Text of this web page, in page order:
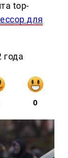
top-
для
года
0